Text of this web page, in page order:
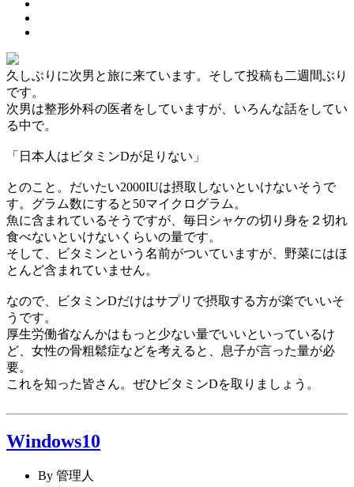
久しぶりに次男と旅に来ています。そして投稿も二週間ぶり
です。
次男は整形外科の医者をしていますが、いろんな話をしてい
る中で。
「日本人はビタミンDが足りない」
とのこと。だいたい2000IUは摂取しないといけないそうで
す。グラム数にすると50マイクログラム。
魚に含まれているそうですが、毎日シャケの切り身を２切れ
食べないといけないくらいの量です。
そして、ビタミンという名前がついていますが、野菜にはほ
とんど含まれていません。
なので、ビタミンDだけはサプリで摂取する方が楽でいいそ
うです。
厚生労働省なんかはもっと少ない量でいいといっているけ
ど、女性の骨粗鬆症などを考えると、息子が言った量が必
要。
これを知った皆さん。ぜひビタミンDを取りましょう。
Windows10
By 管理人